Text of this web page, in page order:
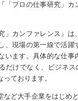
「プロの仕事研究」カ
」カンファレンス』は
、現場の第一線で活躍
います。具体的な仕事
だけでなく、ビジネス
ております。
など大手企業をはじめ